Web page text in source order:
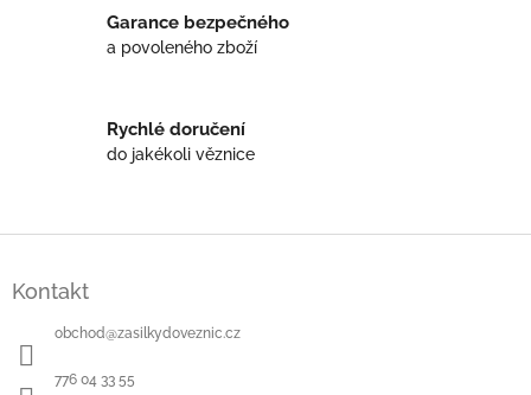
k
Garance bezpečného
a povoleného zboží
Rychlé doručení
do jakékoli věznice
Kontakt
obchod@zasilkydoveznic.cz
776 04 33 55